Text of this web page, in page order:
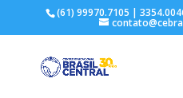
(61) 99970.7105 |